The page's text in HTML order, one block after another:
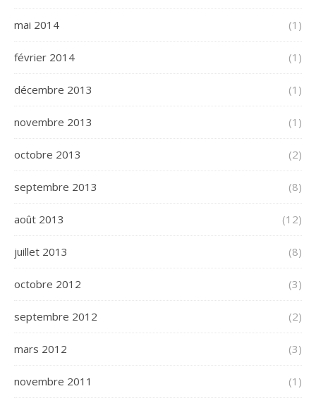
mai 2014 (1)
février 2014 (1)
décembre 2013 (1)
novembre 2013 (1)
octobre 2013 (2)
septembre 2013 (8)
août 2013 (12)
juillet 2013 (8)
octobre 2012 (3)
septembre 2012 (2)
mars 2012 (3)
novembre 2011 (1)